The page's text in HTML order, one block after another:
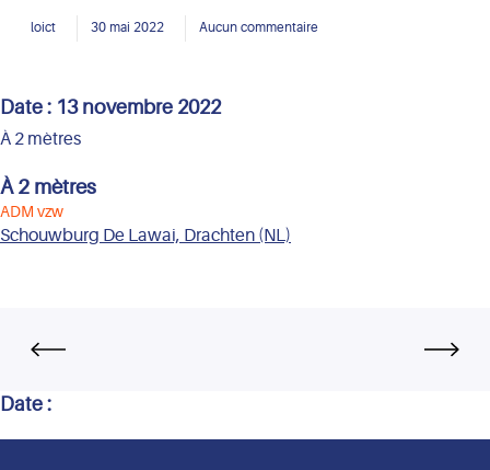
loict 30 mai 2022 Aucun commentaire
Date : 13 novembre 2022
À 2 mètres
À 2 mètres
ADM vzw
Schouwburg De Lawai, Drachten (NL)
Date :